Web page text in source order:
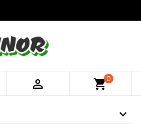
 shopping_cart0